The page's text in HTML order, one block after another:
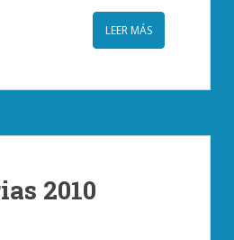
LEER MÁS
2010